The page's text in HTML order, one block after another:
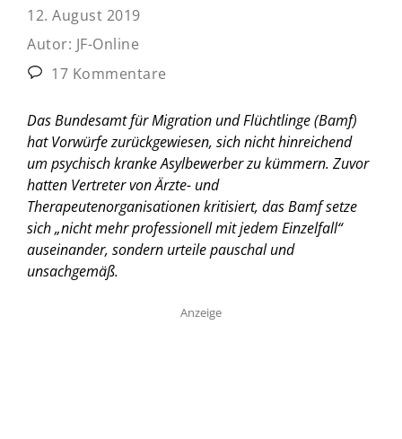
12. August 2019
Autor: JF-Online
17 Kommentare
Das Bundesamt für Migration und Flüchtlinge (Bamf)
hat Vorwürfe zurückgewiesen, sich nicht hinreichend
um psychisch kranke Asylbewerber zu kümmern. Zuvor
hatten Vertreter von Ärzte- und
Therapeutenorganisationen kritisiert, das Bamf setze
sich „nicht mehr professionell mit jedem Einzelfall“
auseinander, sondern urteile pauschal und
unsachgemäß.
Anzeige